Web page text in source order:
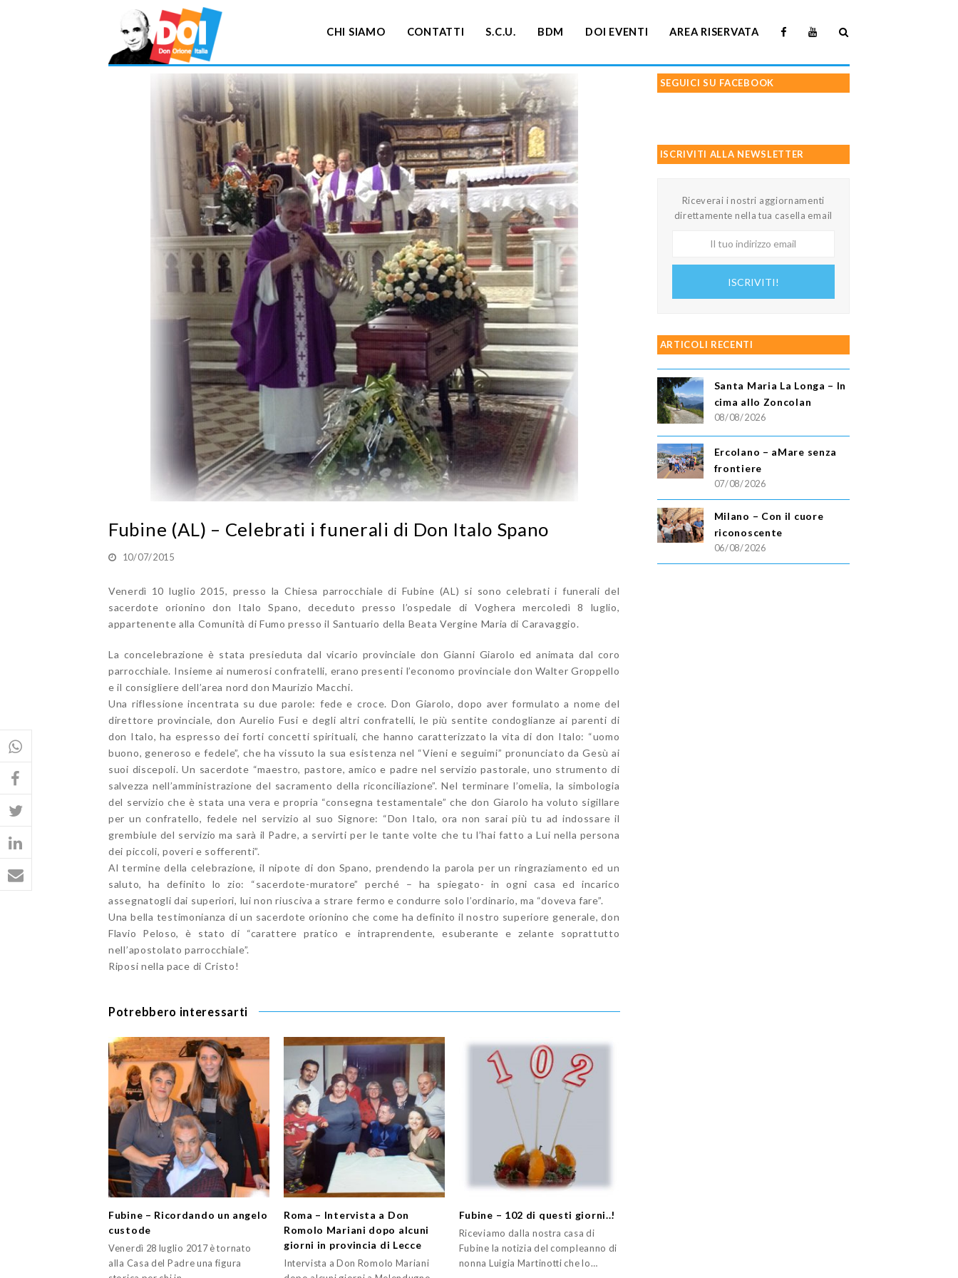
CHI SIAMO CONTATTI S.C.U. BDM DOI EVENTI AREA RISERVATA
Fubine (AL) – Celebrati i funerali di Don Italo Spano
10/07/2015
Venerdì 10 luglio 2015, presso la Chiesa parrocchiale di Fubine (AL) si sono celebrati i funerali del
sacerdote orionino don Italo Spano, deceduto presso l’ospedale di Voghera mercoledì 8 luglio,
appartenente alla Comunità di Fumo presso il Santuario della Beata Vergine Maria di Caravaggio.
La concelebrazione è stata presieduta dal vicario provinciale don Gianni Giarolo ed animata dal coro
parrocchiale. Insieme ai numerosi confratelli, erano presenti l’economo provinciale don Walter Groppello
e il consigliere dell’area nord don Maurizio Macchi.
Una riflessione incentrata su due parole: fede e croce. Don Giarolo, dopo aver formulato a nome del
direttore provinciale, don Aurelio Fusi e degli altri confratelli, le più sentite condoglianze ai parenti di
don Italo, ha espresso dei forti concetti spirituali, che hanno caratterizzato la vita di don Italo: “uomo
buono, generoso e fedele”, che ha vissuto la sua esistenza nel “Vieni e seguimi” pronunciato da Gesù ai
suoi discepoli. Un sacerdote “maestro, pastore, amico e padre nel servizio pastorale, uno strumento di
salvezza nell’amministrazione del sacramento della riconciliazione”. Nel terminare l’omelia, la simbologia
del servizio che è stata una vera e propria “consegna testamentale” che don Giarolo ha voluto sigillare
per un confratello, fedele nel servizio al suo Signore: “Don Italo, ora non sarai più tu ad indossare il
grembiule del servizio ma sarà il Padre, a servirti per le tante volte che tu l’hai fatto a Lui nella persona
dei piccoli, poveri e sofferenti”.
Al termine della celebrazione, il nipote di don Spano, prendendo la parola per un ringraziamento ed un
saluto, ha definito lo zio: “sacerdote-muratore” perché – ha spiegato- in ogni casa ed incarico
assegnatogli dai superiori, lui non riusciva a strare fermo e condurre solo l’ordinario, ma “doveva fare”.
Una bella testimonianza di un sacerdote orionino che come ha definito il nostro superiore generale, don
Flavio Peloso, è stato di “carattere pratico e intraprendente, esuberante e zelante soprattutto
nell’apostolato parrocchiale”.
Riposi nella pace di Cristo!
Potrebbero interessarti
Fubine – Ricordando un angelo
custode
Venerdì 28 luglio 2017 è tornato
alla Casa del Padre una figura
Roma – Intervista a Don
Romolo Mariani dopo alcuni
giorni in provincia di Lecce
Intervista a Don Romolo Mariani
Fubine – 102 di questi giorni..!
Riceviamo dalla nostra casa di
Fubine la notizia del compleanno di
nonna Luigia Martinotti che lo…
SEGUICI SU FACEBOOK
ISCRIVITI ALLA NEWSLETTER
Riceverai i nostri aggiornamenti
direttamente nella tua casella email
ISCRIVITI!
ARTICOLI RECENTI
Santa Maria La Longa – In
cima allo Zoncolan
08/08/2026
Ercolano – aMare senza
frontiere
07/08/2026
Milano – Con il cuore
riconoscente
06/08/2026